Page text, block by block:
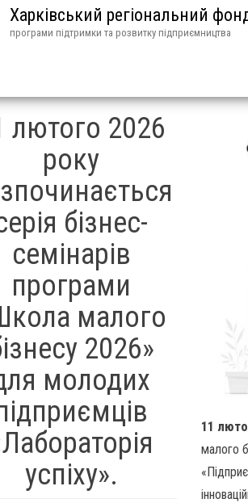
Харківський регіональний
програми підтримки та розвитку підприємництва
лютого 2026
року
бізнес-
семінарів
програми
малого
2026»
молодих
успіху».
11
малого